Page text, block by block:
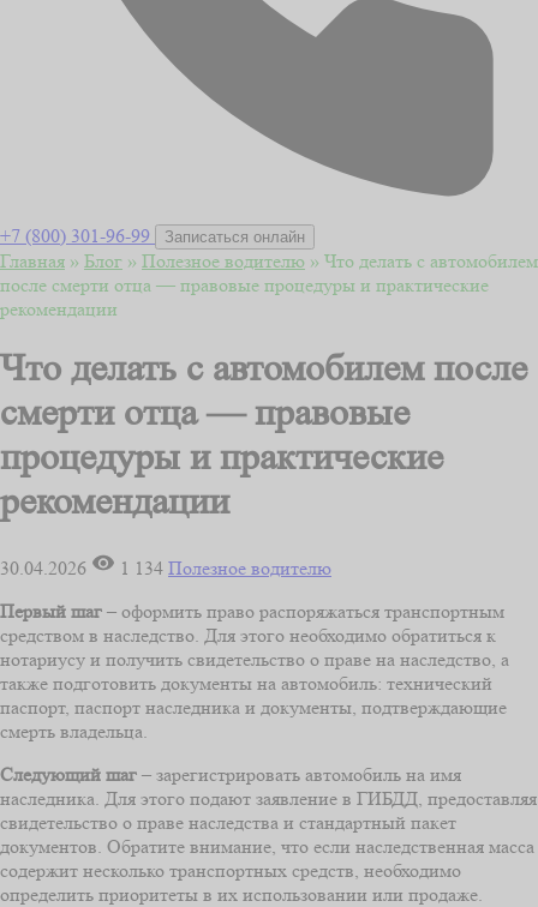
+7 (800) 301-96-99 Записаться онлайн
Главная » Блог » Полезное водителю » Что делать с автомобилем
после смерти отца — правовые процедуры и практические
рекомендации
Что делать с автомобилем после
смерти отца — правовые
процедуры и практические
рекомендации
30.04.2026 1 134 Полезное водителю
Первый шаг – оформить право распоряжаться транспортным
средством в наследство. Для этого необходимо обратиться к
нотариусу и получить свидетельство о праве на наследство, а
также подготовить документы на автомобиль: технический
паспорт, паспорт наследника и документы, подтверждающие
смерть владельца.
Следующий шаг – зарегистрировать автомобиль на имя
наследника. Для этого подают заявление в ГИБДД, предоставляя
свидетельство о праве наследства и стандартный пакет
документов. Обратите внимание, что если наследственная масса
содержит несколько транспортных средств, необходимо
определить приоритеты в их использовании или продаже.